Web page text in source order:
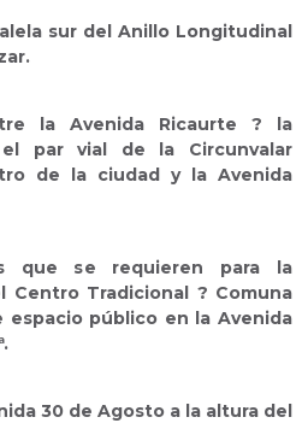
sur del Anillo Longitudinal
la Avenida Ricaurte ? la
par vial de la Circunvalar
de la ciudad y la Avenida
que se requieren para la
Centro Tradicional ? Comuna
público en la Avenida
30 de Agosto a la altura del